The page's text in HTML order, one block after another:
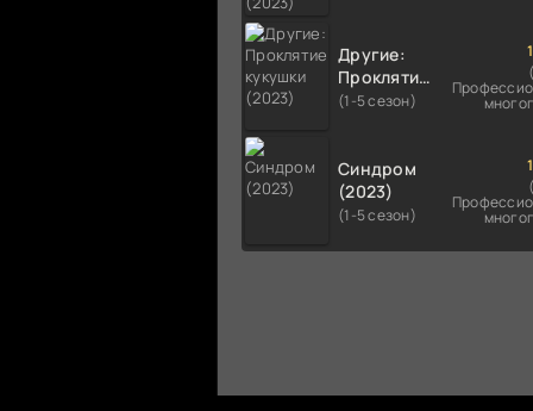
Другие:
Проклятие
кукушки
(1-5 сезон)
Синдром
(2023)
(1-5 сезон)